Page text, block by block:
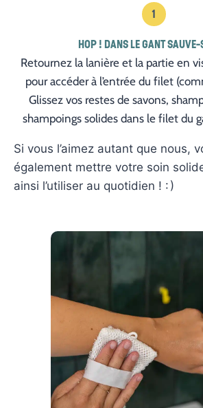
1
HOP ! DANS LE GANT SAUVE-
Retournez la lanière et la partie en
pour accéder à l’entrée du filet
Glissez vos restes de savons,
shampoings solides dans le filet du
Si vous l’aimez autant que nous,
également mettre votre soin
ainsi l’utiliser au quotidien ! : )